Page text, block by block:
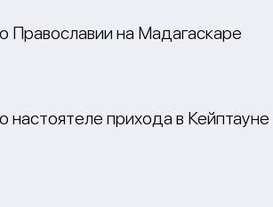
Православии на Мадагаскаре
настоятеле прихода в Кейптауне